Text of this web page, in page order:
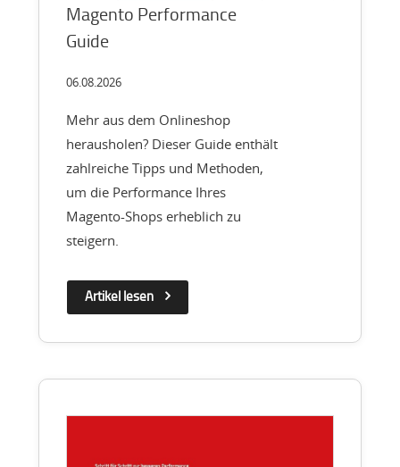
Magento Performance
Guide
06.08.2026
Mehr aus dem Onlineshop
herausholen? Dieser Guide enthält
zahlreiche Tipps und Methoden,
um die Performance Ihres
Magento-Shops erheblich zu
steigern.
Artikel lesen